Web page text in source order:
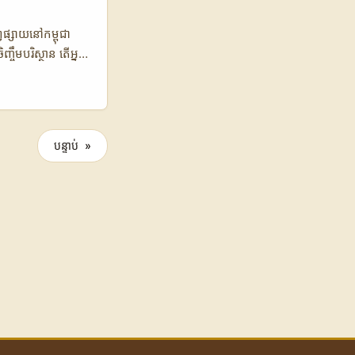
សាយនៅកម្ពុជា
មបរិស្ថាន តើអ្នក
នេះ គឺជា
លែកចំណាប់
អ្នក
ងការចិញ្ចឹមបន្ទាប់ »